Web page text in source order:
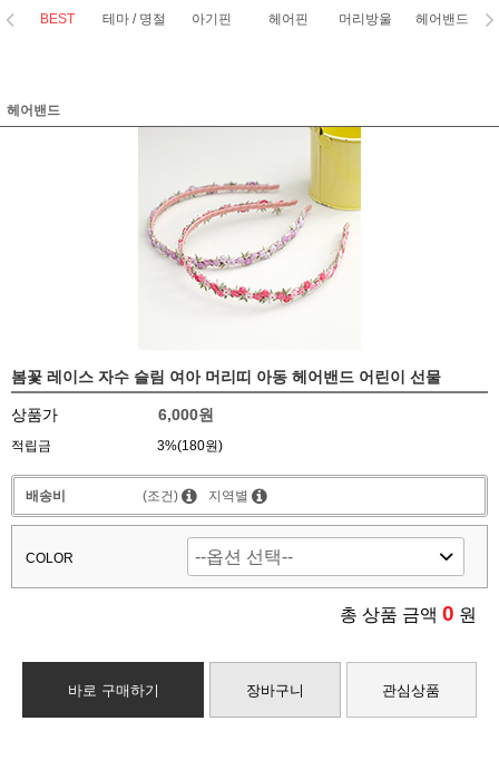
BEST 테마 / 명절 아기핀 헤어핀 머리방울 헤어밴드
헤어밴드
봄꽃 레이스 자수 슬림 여아 머리띠 아동 헤어밴드 어린이 선물
상품가 6,000원
적립금 3%(180원)
배송비 (조건) 지역별
COLOR
총 상품 금액 0 원
바로 구매하기 장바구니 관심상품